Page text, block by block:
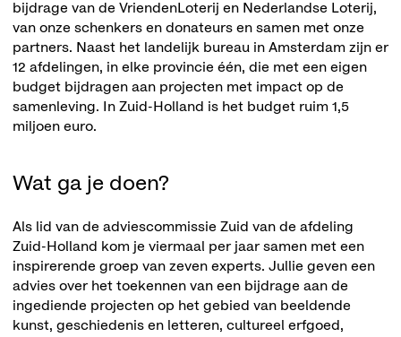
bijdrage van de VriendenLoterij en Nederlandse Loterij,
van onze schenkers en donateurs en samen met onze
partners. Naast het landelijk bureau in Amsterdam zijn er
12 afdelingen, in elke provincie één, die met een eigen
budget bijdragen aan projecten met impact op de
samenleving. In Zuid-Holland is het budget ruim 1,5
miljoen euro.
Wat ga je doen?
Als lid van de adviescommissie Zuid van de afdeling
Zuid-Holland kom je viermaal per jaar samen met een
inspirerende groep van zeven experts. Jullie geven een
advies over het toekennen van een bijdrage aan de
ingediende projecten op het gebied van beeldende
kunst, geschiedenis en letteren, cultureel erfgoed,